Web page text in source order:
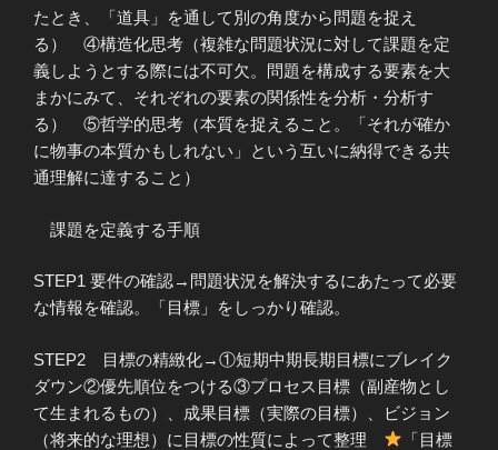
たとき、「道具」を通して別の角度から問題を捉え
る） ④構造化思考（複雑な問題状況に対して課題を定
義しようとする際には不可欠。問題を構成する要素を大
まかにみて、それぞれの要素の関係性を分析・分析す
る） ⑤哲学的思考（本質を捉えること。「それが確か
に物事の本質かもしれない」という互いに納得できる共
通理解に達すること）
課題を定義する手順
STEP1 要件の確認→問題状況を解決するにあたって必要
な情報を確認。「目標」をしっかり確認。
STEP2 目標の精緻化→①短期中期長期目標にブレイク
ダウン②優先順位をつける③プロセス目標（副産物とし
て生まれるもの）、成果目標（実際の目標）、ビジョン
（将来的な理想）に目標の性質によって整理
「目標